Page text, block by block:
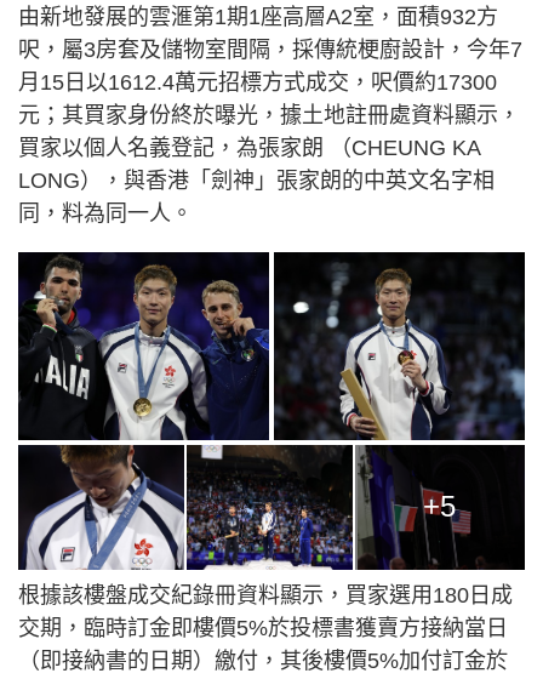
由新地發展的雲滙第1期1座高層A2室，面積932方
呎，屬3房套及儲物室間隔，採傳統梗廚設計，今年7
月15日以1612.4萬元招標方式成交，呎價約17300
元；其買家身份終於曝光，據土地註冊處資料顯示，
買家以個人名義登記，為張家朗 （CHEUNG KA
LONG），與香港「劍神」張家朗的中英文名字相
同，料為同一人。
+5
根據該樓盤成交紀錄冊資料顯示，買家選用180日成
交期，臨時訂金即樓價5%於投標書獲賣方接納當日
（即接納書的日期）繳付，其後樓價5%加付訂金於